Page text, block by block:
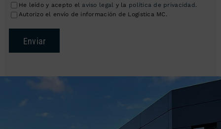
He leído y acepto el aviso legal y la política de privacidad.
Autorizo el envío de información de Logística MC.
Enviar